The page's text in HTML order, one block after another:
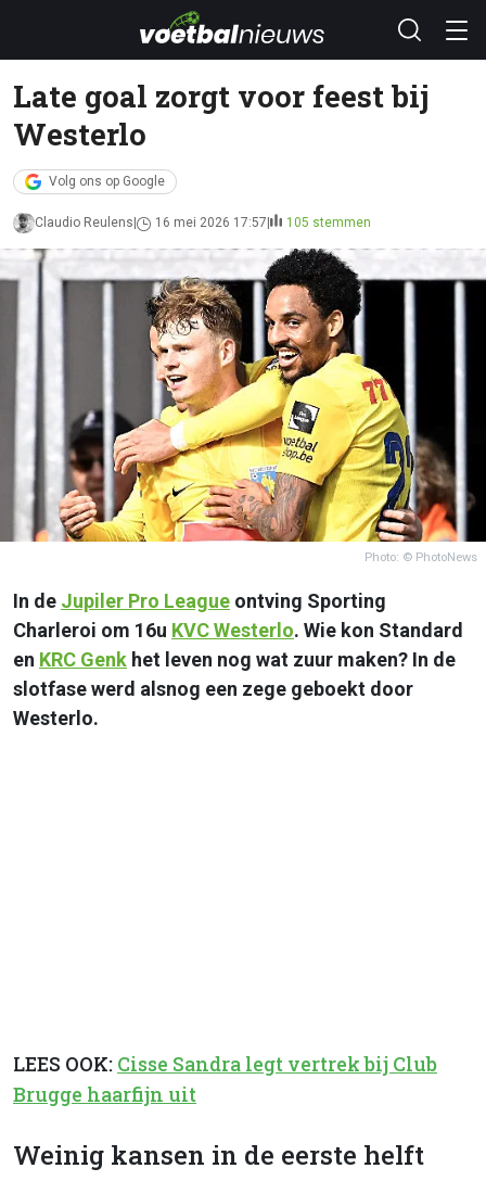
Late goal zorgt voor feest bij
Westerlo
Volg ons op Google
Claudio Reulens 16 mei 2026 17:57 105 stemmen
Photo: © PhotoNews
In de Jupiler Pro League ontving Sporting
Charleroi om 16u KVC Westerlo. Wie kon Standard
en KRC Genk het leven nog wat zuur maken? In de
slotfase werd alsnog een zege geboekt door
Westerlo.
LEES OOK: Cisse Sandra legt vertrek bij Club
Brugge haarfijn uit
Weinig kansen in de eerste helft